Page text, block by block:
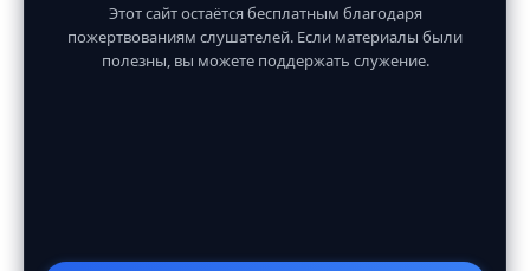
Этот сайт остаётся бесплатным благодаря
пожертвованиям слушателей. Если материалы были
полезны, вы можете поддержать служение.